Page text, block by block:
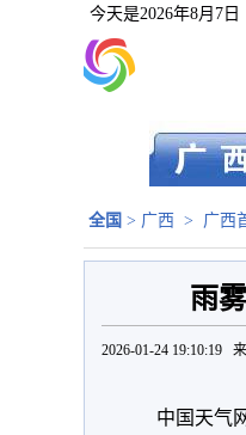
今天是2026年8月7日
全国 > 广西 > 广西
雨
2026-01-24 19:10:19
中国天气